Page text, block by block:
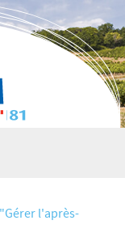
l'après-